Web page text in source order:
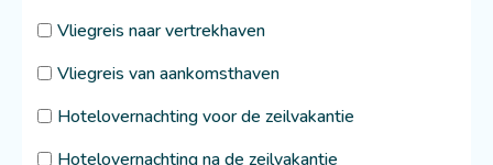
Vliegreis naar vertrekhaven
Vliegreis van aankomsthaven
Hotelovernachting voor de zeilvakantie
Hotelovernachting na de zeilvakantie